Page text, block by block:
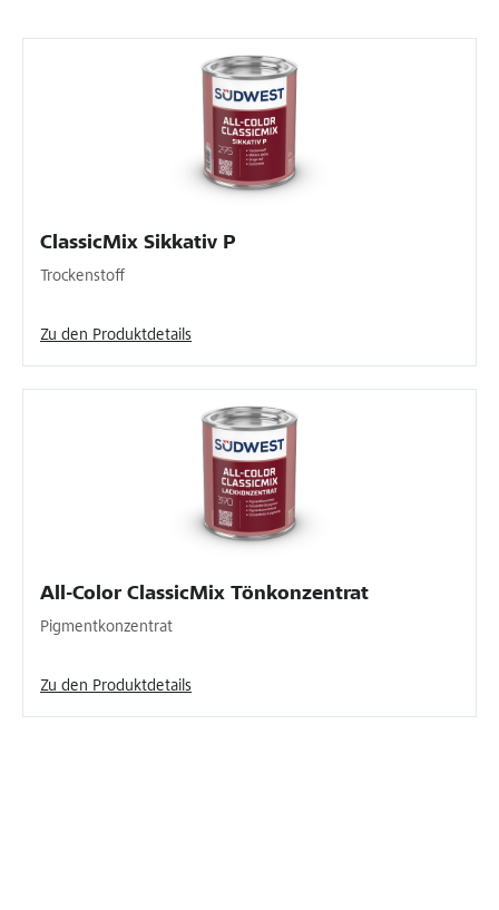
ClassicMix Sikkativ P
Trockenstoff
Zu den Produktdetails
All-Color ClassicMix Tönkonzentrat
Pigmentkonzentrat
Zu den Produktdetails